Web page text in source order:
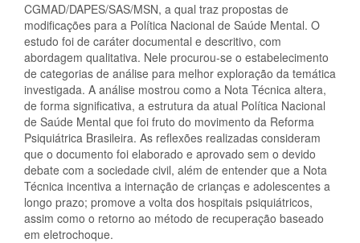
CGMAD/DAPES/SAS/MSN, a qual traz propostas de
modificações para a Política Nacional de Saúde Mental. O
estudo foi de caráter documental e descritivo, com
abordagem qualitativa. Nele procurou-se o estabelecimento
de categorias de análise para melhor exploração da temática
investigada. A análise mostrou como a Nota Técnica altera,
de forma significativa, a estrutura da atual Política Nacional
de Saúde Mental que foi fruto do movimento da Reforma
Psiquiátrica Brasileira. As reflexões realizadas consideram
que o documento foi elaborado e aprovado sem o devido
debate com a sociedade civil, além de entender que a Nota
Técnica incentiva a internação de crianças e adolescentes a
longo prazo; promove a volta dos hospitais psiquiátricos,
assim como o retorno ao método de recuperação baseado
em eletrochoque.